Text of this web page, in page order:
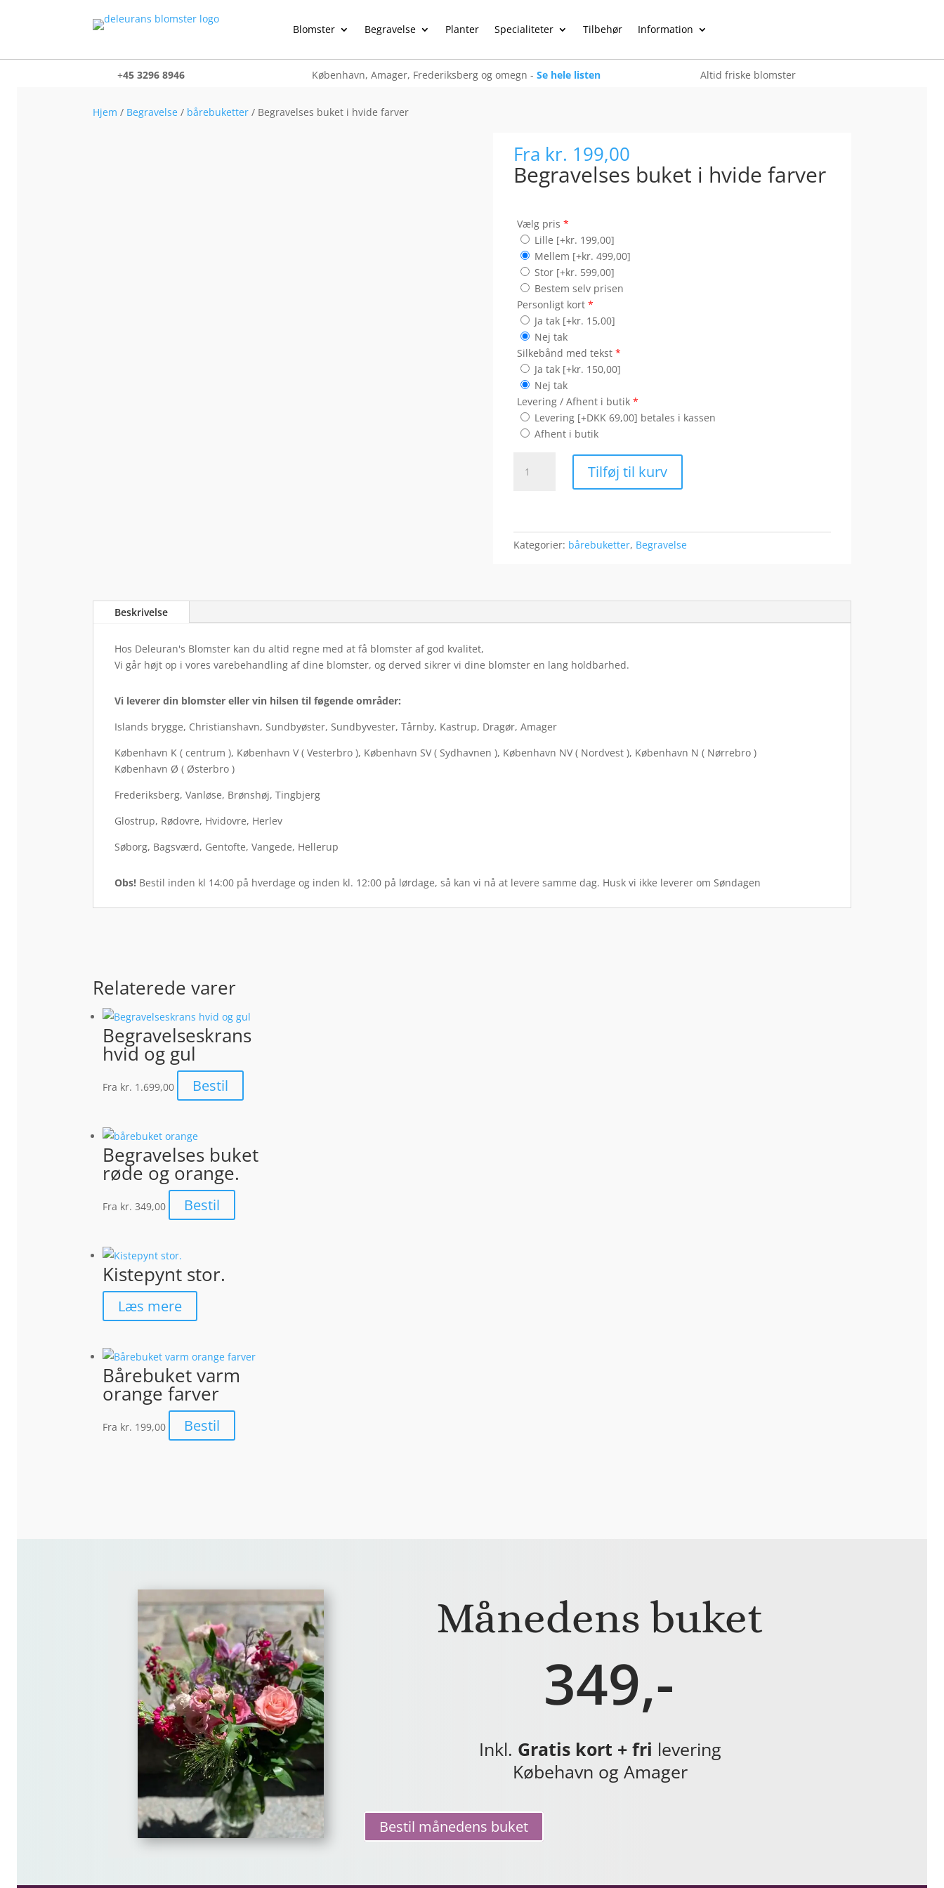
Blomster Begravelse Planter Specialiteter Tilbehør Information
+45 3296 8946 København, Amager, Frederiksberg og omegn - Se hele listen Altid friske blomster
Hjem / Begravelse / bårebuketter / Begravelses buket i hvide farver
Fra kr. 199,00
Begravelses buket i hvide farver
Vælg pris *
Lille [+kr. 199,00]
Mellem [+kr. 499,00]
Stor [+kr. 599,00]
Bestem selv prisen
Personligt kort*
Ja tak [+kr. 15,00]
Nej tak
Silkebånd med tekst*
Ja tak [+kr. 150,00]
Nej tak
Levering / Afhent i butik*
Levering [+DKK 69,00] betales i kassen
Afhent i butik
buket
antal
Tilføj til kurv
Kategorier: bårebuketter, Begravelse
Beskrivelse
Hos Deleuran's Blomster kan du altid regne med at få blomster af god kvalitet,
Vi går højt op i vores varebehandling af dine blomster, og derved sikrer vi dine blomster en lang holdbarhed.
Vi leverer din blomster eller vin hilsen til føgende områder:
Islands brygge, Christianshavn, Sundbyøster, Sundbyvester, Tårnby, Kastrup, Dragør, Amager
København K ( centrum ), København V ( Vesterbro ), København SV ( Sydhavnen ), København NV ( Nordvest ), København N ( Nørrebro )
København Ø ( Østerbro )
Frederiksberg, Vanløse, Brønshøj, Tingbjerg
Glostrup, Rødovre, Hvidovre, Herlev
Søborg, Bagsværd, Gentofte, Vangede, Hellerup
Obs! Bestil inden kl 14:00 på hverdage og inden kl. 12:00 på lørdage, så kan vi nå at levere samme dag. Husk vi ikke leverer om Søndagen
Relaterede varer
Begravelseskrans
hvid og gul
Fra kr. 1.699,00 Bestil
Begravelses buket
røde og orange.
Fra kr. 349,00 Bestil
Kistepynt stor.
Læs mere
Bårebuket varm
orange farver
Fra kr. 199,00 Bestil
Månedens buket
349,-
Inkl. Gratis kort + fri levering
Købehavn og Amager
Bestil månedens buket